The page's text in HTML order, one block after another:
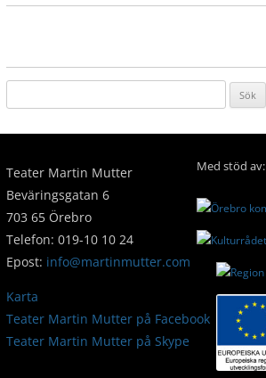
Sök
Teater Martin Mutter
Beväringsgatan 6
703 65 Örebro
Telefon: 019-10 10 24
Epost: info@martinmutter.com
Karta
Teater Martin Mutter på Facebook
Teater Martin Mutter på Skype
Med stöd av:
←Tillbaka till Kontakt/Personal